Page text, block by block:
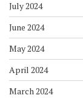
July 2024
June 2024
May 2024
April 2024
March 2024